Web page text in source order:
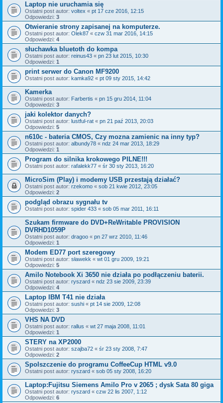
Laptop nie uruchamia się
Ostatni post autor: voltex « pt 17 cze 2016, 12:15
Odpowiedzi: 3
Otwieranie strony zapisanej na komputerze.
Ostatni post autor: Olek87 « czw 31 mar 2016, 14:15
Odpowiedzi: 4
słuchawka bluetoth do kompa
Ostatni post autor: reinus43 « pn 23 lut 2015, 10:30
Odpowiedzi: 1
print serwer do Canon MF9200
Ostatni post autor: kamka92 « pt 09 sty 2015, 14:42
Kamerka
Ostatni post autor: Farbertis « pn 15 gru 2014, 11:04
Odpowiedzi: 3
jaki kolektor danych?
Ostatni post autor: lustful-rat « pn 21 paź 2013, 20:03
Odpowiedzi: 5
n610c - bateria CMOS, Czy mozna zamienic na inny typ?
Ostatni post autor: albundy78 « ndz 24 mar 2013, 18:29
Odpowiedzi: 1
Program do silnika krokowego PILNE!!!
Ostatni post autor: rafalekk77 « śr 30 sty 2013, 16:20
MicroSim (Play) i modemy USB przestają działać?
Ostatni post autor: rzekomo « sob 21 kwie 2012, 23:05
Odpowiedzi: 2
podgląd obrazu sygnału tv
Ostatni post autor: spider 433 « sob 05 mar 2011, 16:11
Szukam firmware do DVD+ReWritable PROVISION
DVRHD1059P
Ostatni post autor: dragoo « pn 27 wrz 2010, 11:46
Odpowiedzi: 1
Modem ED77 port szeregowy
Ostatni post autor: sławekk « wt 01 gru 2009, 19:21
Odpowiedzi: 5
Amilo Notebook Xi 3650 nie działa po podłączeniu baterii.
Ostatni post autor: ryszard « ndz 23 sie 2009, 23:39
Odpowiedzi: 4
Laptop IBM T41 nie działa
Ostatni post autor: sushi « pt 14 sie 2009, 12:08
Odpowiedzi: 3
VHS NA DVD
Ostatni post autor: rallus « wt 27 maja 2008, 11:01
Odpowiedzi: 1
STERY na XP2000
Ostatni post autor: szajba72 « śr 23 sty 2008, 7:47
Odpowiedzi: 2
Spolszczenie do programu CoffeeCup HTML v9.0
Ostatni post autor: ryszard « sob 05 sty 2008, 16:20
Laptop:Fujitsu Siemens Amilo Pro v 2065 ; dysk Sata 80 giga
Ostatni post autor: ryszard « czw 22 lis 2007, 1:12
Odpowiedzi: 6